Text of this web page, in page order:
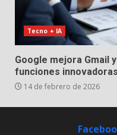
Tecno + IA
Google mejora Gmail
funciones innovadoras
14 de febrero de 2026